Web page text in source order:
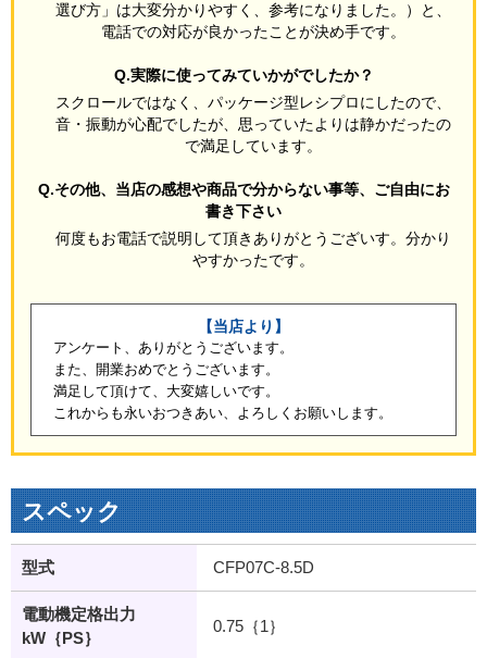
選び方」は大変分かりやすく、参考になりました。）と、
電話での対応が良かったことが決め手です。
Q.実際に使ってみていかがでしたか？
スクロールではなく、パッケージ型レシプロにしたので、
音・振動が心配でしたが、思っていたよりは静かだったの
で満足しています。
Q.その他、当店の感想や商品で分からない事等、ご自由にお
書き下さい
何度もお電話で説明して頂きありがとうございす。分かり
やすかったです。
【当店より】
アンケート、ありがとうございます。
また、開業おめでとうございます。
満足して頂けて、大変嬉しいです。
これからも永いおつきあい、よろしくお願いします。
スペック
型式 CFP07C-8.5D
電動機定格出力
kW｛PS｝
0.75｛1｝